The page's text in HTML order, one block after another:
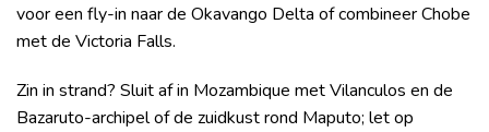
voor een fly-in naar de Okavango Delta of combineer Chobe
met de Victoria Falls.
Zin in strand? Sluit af in Mozambique met Vilanculos en de
Bazaruto-archipel of de zuidkust rond Maputo; let op